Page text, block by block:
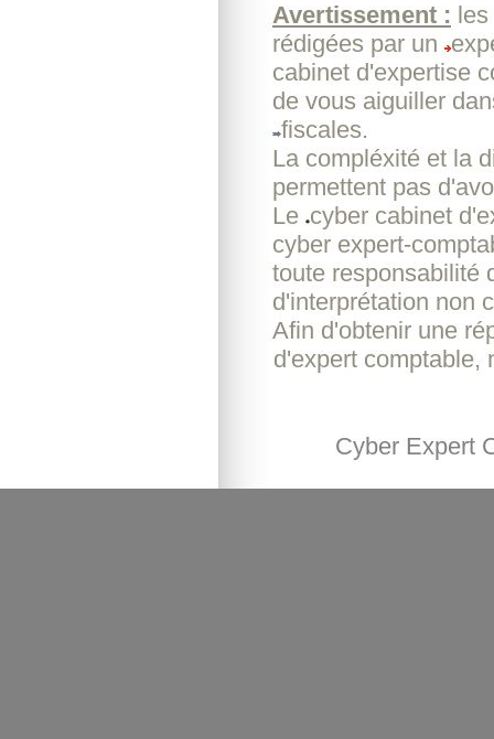
Avertissement :
rédigées par un
cabinet d'expertise
de vous aiguiller
fiscales.
La compléxité et la
permettent pas
Le cyber cabinet
cyber expert-
toute responsabilité
d'interprétation non
Afin d'obtenir une
d'expert comptable,
Cyber Expert